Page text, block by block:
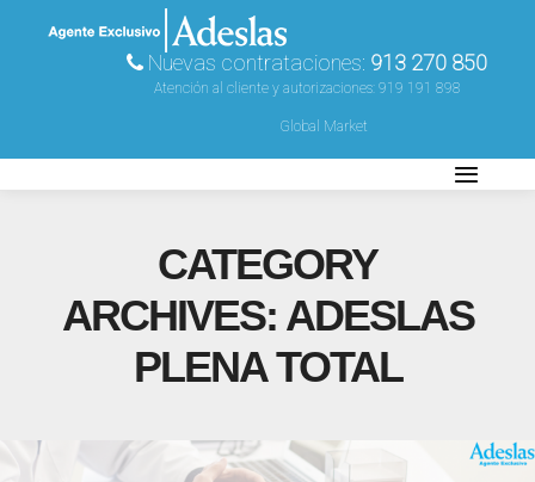
Nuevas contrataciones: 913 270 850
Atención al cliente y autorizaciones: 919 191 898
Global Market
CATEGORY
ARCHIVES: ADESLAS
PLENA TOTAL